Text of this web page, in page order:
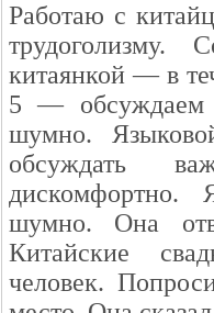
Работаю с
трудоголизму.
китаянкой — в
5 — обсуждаем
шумно.
обсуждать
шумно. Она
Китайские
человек.